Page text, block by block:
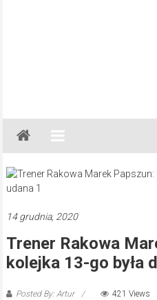
Gazeta
Regionalna
Częstochowa,
Kłobuck,
Myszków
14 grudnia, 2020
Trener Rakowa
kolejka 13-go była
Posted By: Artur 421 Views